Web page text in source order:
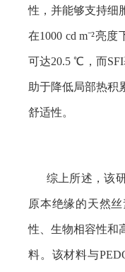
性，并能够支持细
在1000 cd m⁻²亮度
可达20.5 ℃ ，而SFI
助于降低局部热积
舒适性。
综上所述，该研
原本绝缘的天然
性、生物相容性和
料。该材料与